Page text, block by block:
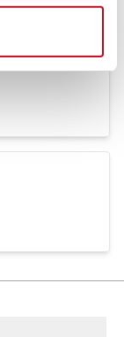
文版)